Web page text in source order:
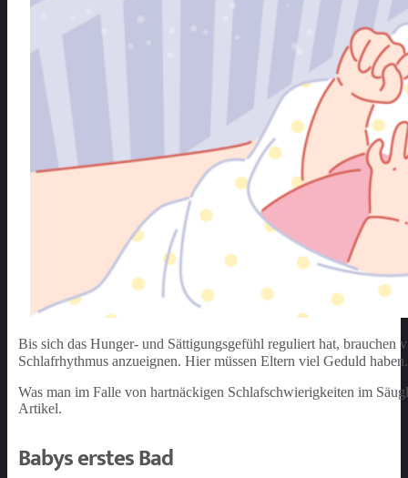
Bis sich das Hunger- und Sättigungsgefühl reguliert hat, brauchen
Schlafrhythmus anzueignen. Hier müssen Eltern viel Geduld haben.
Was man im Falle von hartnäckigen Schlafschwierigkeiten im
Artikel.
Babys erstes Bad